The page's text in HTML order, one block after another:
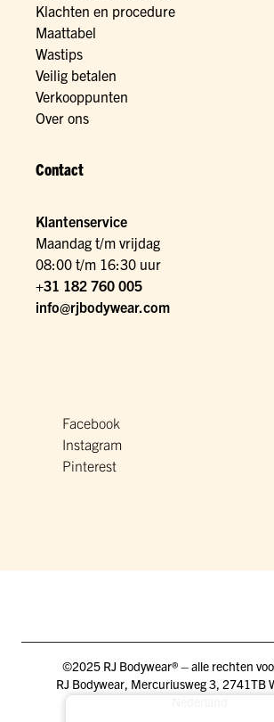
Klachten en procedure
Maattabel
Wastips
Veilig betalen
Verkooppunten
Over ons
Contact
Klantenservice
Maandag t/m vrijdag
08:00 t/m 16:30 uur
+31 182 760 005
info@rjbodywear.com
Facebook
Instagram
Pinterest
©2025 RJ Bodywear® – alle rechten
RJ Bodywear, Mercuriusweg 3, 2741TB